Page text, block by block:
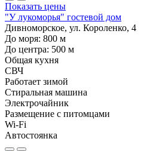
Показать цены
"У лукоморья" гостевой дом
Дивноморское, ул. Короленко, 4
До моря: 800 м
До центра: 500 м
Общая кухня
СВЧ
Работает зимой
Стиральная машина
Электрочайник
Размещение с питомцами
Wi-Fi
Автостоянка